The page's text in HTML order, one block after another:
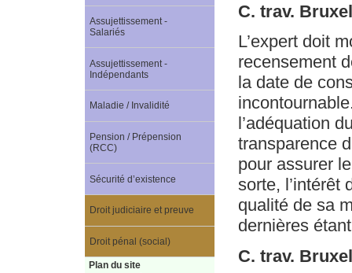
C. trav.
L’expert doit
recensement
la date de
l’adéquation
transparence
pour assurer
sorte, l’intérêt
qualité de sa
dernières
C. trav.
Assujettissement -
Salariés
Assujettissement -
Indépendants
Maladie / Invalidité
Pension / Prépension
(RCC)
Sécurité d’existence
Droit judiciaire et preuve
Droit pénal (social)
Plan du site